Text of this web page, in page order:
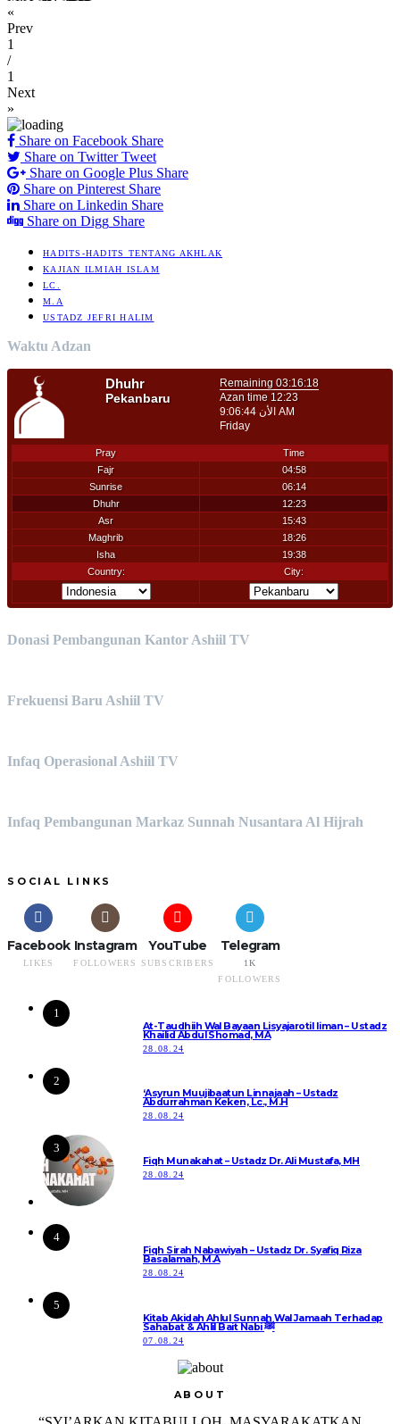
«
Prev
1
/
1
Next
»
Share on Facebook Share
Share on Twitter Tweet
Share on Google Plus Share
Share on Pinterest Share
Share on Linkedin Share
Share on Digg Share
HADITS-HADITS TENTANG AKHLAK
KAJIAN ILMIAH ISLAM
LC.
M.A
USTADZ JEFRI HALIM
Waktu Adzan
Donasi Pembangunan Kantor Ashiil TV
Frekuensi Baru Ashiil TV
Infaq Operasional Ashiil TV
Infaq Pembangunan Markaz Sunnah Nusantara Al Hijrah
SOCIAL LINKS
Facebook
LIKES
Instagram
FOLLOWERS
YouTube
SUBSCRIBERS
Telegram
1K
FOLLOWERS
1
At-Taudhiih Wal Bayaan Lisyajarotil Iiman – Ustadz
Khailid Abdul Shomad, MA
28.08.24
2
‘Asyrun Muujibaatun Linnajaah – Ustadz
Abdurrahman Keken, Lc., M.H
28.08.24
3
Fiqh Munakahat – Ustadz Dr. Ali Mustafa, MH
28.08.24
4
Fiqh Sirah Nabawiyah – Ustadz Dr. Syafiq Riza
Basalamah, M.A
28.08.24
5
Kitab Akidah Ahlul Sunnah Wal Jamaah Terhadap
Sahabat & Ahlil Bait Nabi ﷺ
07.08.24
ABOUT